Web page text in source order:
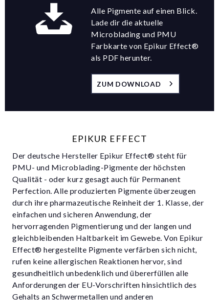
Alle Pigmente auf einen Blick.
Lade dir die aktuelle
Microblading und PMU
Farbkarte von Epikur Effect®
als PDF herunter.
ZUM DOWNLOAD
EPIKUR EFFECT
Der deutsche Hersteller Epikur Effect® steht für
PMU- und Microblading-Pigmente der höchsten
Qualität - oder kurz gesagt auch für Permanent
Perfection. Alle produzierten Pigmente überzeugen
durch ihre pharmazeutische Reinheit der 1. Klasse, der
einfachen und sicheren Anwendung, der
hervorragenden Pigmentierung und der langen und
gleichbleibenden Haltbarkeit im Gewebe. Von Epikur
Effect® hergestellte Pigmente verfärben sich nicht,
rufen keine allergischen Reaktionen hervor, sind
gesundheitlich unbedenklich und übererfüllen alle
Anforderungen der EU-Vorschriften hinsichtlich des
Gehalts an Schwermetallen und anderen